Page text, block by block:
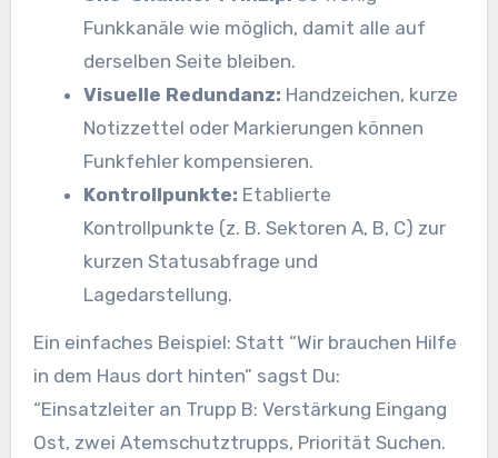
Funkkanäle wie möglich, damit alle auf
derselben Seite bleiben.
Visuelle Redundanz: Handzeichen, kurze
Notizzettel oder Markierungen können
Funkfehler kompensieren.
Kontrollpunkte: Etablierte
Kontrollpunkte (z. B. Sektoren A, B, C) zur
kurzen Statusabfrage und
Lagedarstellung.
Ein einfaches Beispiel: Statt “Wir brauchen Hilfe
in dem Haus dort hinten” sagst Du:
“Einsatzleiter an Trupp B: Verstärkung Eingang
Ost, zwei Atemschutztrupps, Priorität Suchen.